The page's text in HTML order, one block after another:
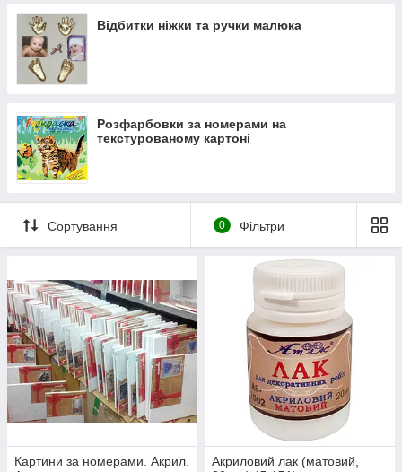
Відбитки ніжки та ручки малюка
Розфарбовки за номерами на
текстурованому картоні
Сортування 0 Фільтри
Картини за номерами. Акрил.
Акриловий лак (матовий,